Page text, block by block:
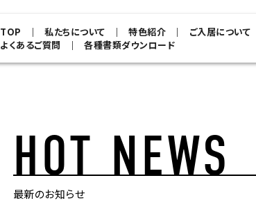
TOP 私たちについて 特色紹介 ご入居について
よくあるご質問
各種書類ダウンロード
HOT NEWS
最新のお知らせ